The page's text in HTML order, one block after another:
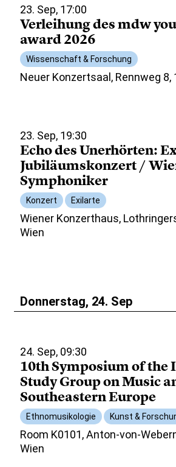
23. Sep, 17:00
Verleihung des mdw
award 2026
Wissenschaft & Forschung
Neuer Konzertsaal, Rennweg 8,
23. Sep, 19:30
Echo des Unerhörten:
Jubiläumskonzert /
Symphoniker
Konzert Exilarte
Wiener Konzerthaus,
Wien
Donnerstag, 24. Sep
24. Sep, 09:30
10th Symposium of the
Study Group on Music
Southeastern Europe
Ethnomusikologie Kunst &
Room K0101, Anton-von-
Wien